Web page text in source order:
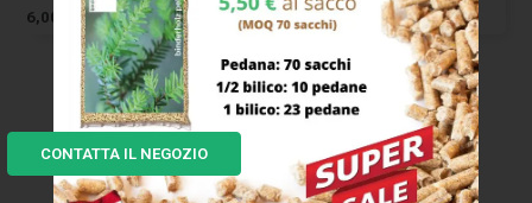
6,00 23,00 €
CONTATTA IL NEGOZIO